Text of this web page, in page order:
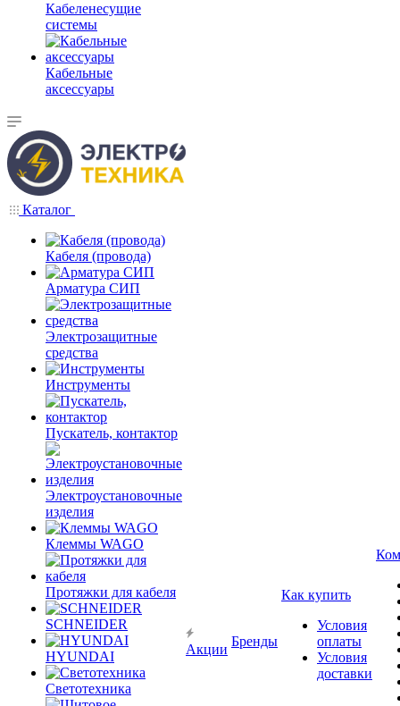
Кабеленесущие
системы
Кабельные
аксессуары
Каталог
Кабеля (провода)
Арматура СИП
Электрозащитные
средства
Инструменты
Пускатель, контактор
Электроустановочные
изделия
Клеммы WAGO
Протяжки для кабеля
SCHNEIDER
HYUNDAI
Светотехника
Акции
Бренды
Как купить
Условия
оплаты
Условия
доставки